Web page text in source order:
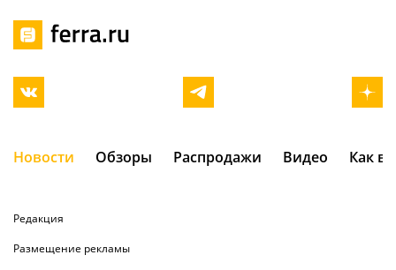
Новости Обзоры Распродажи Видео Как
Редакция
Размещение рекламы